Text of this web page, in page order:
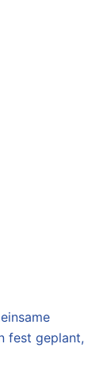
fest geplant,